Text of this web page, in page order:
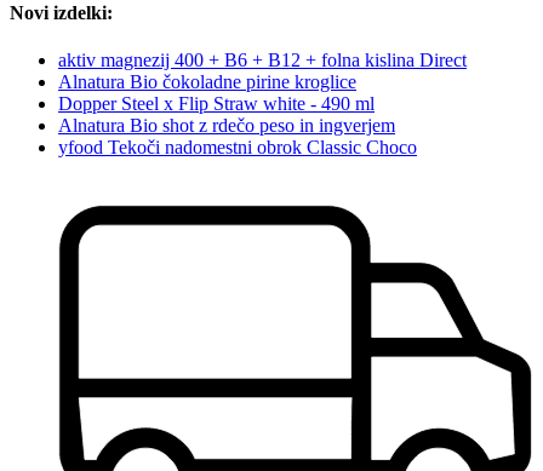
Novi izdelki:
aktiv magnezij 400 + B6 + B12 + folna kislina Direct
Alnatura Bio čokoladne pirine kroglice
Dopper Steel x Flip Straw white - 490 ml
Alnatura Bio shot z rdečo peso in ingverjem
yfood Tekoči nadomestni obrok Classic Choco